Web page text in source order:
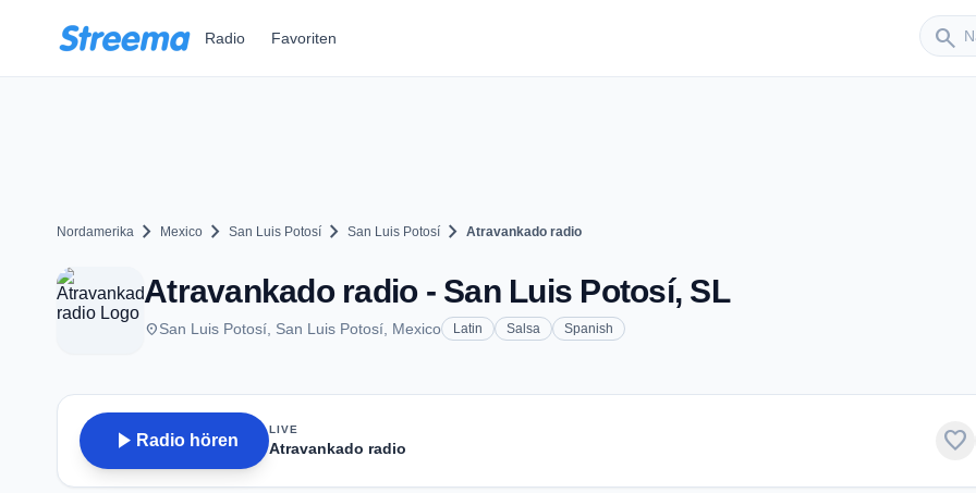
Radio Favoriten search
Sender
Nordamerika chevron_right Mexico chevron_right San Luis Potosí chevron_right San Luis Potosí chevron_right Atravankado radio
Atravankado radio - San Luis Potosí, SL
placeSan Luis Potosí, San Luis Potosí, Mexico Latin Salsa Spanish
play_arrow Radio hören
LIVE
Atravankado radio favorite